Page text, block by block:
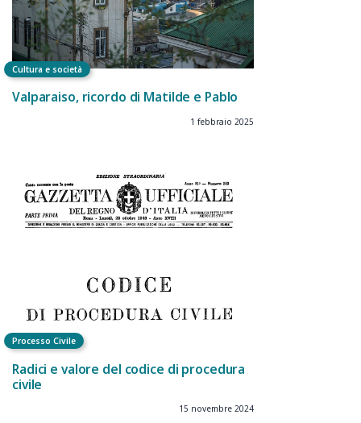
Cultura e società
Valparaiso, ricordo di Matilde e Pablo
1 febbraio 2025
Processo Civile
Radici e valore del codice di procedura
civile
15 novembre 2024